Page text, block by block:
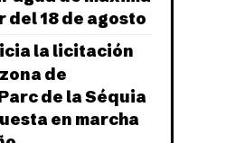
18 de agosto
la licitación
de
de la Séquia
en marcha